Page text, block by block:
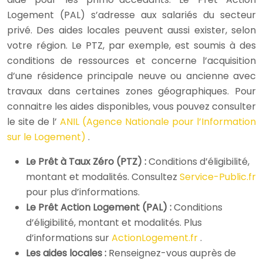
Logement (PAL) s’adresse aux salariés du secteur
privé. Des aides locales peuvent aussi exister, selon
votre région. Le PTZ, par exemple, est soumis à des
conditions de ressources et concerne l’acquisition
d’une résidence principale neuve ou ancienne avec
travaux dans certaines zones géographiques. Pour
connaitre les aides disponibles, vous pouvez consulter
le site de l’ ANIL (Agence Nationale pour l’Information
sur le Logement) .
Le Prêt à Taux Zéro (PTZ) :Conditions d’éligibilité,
montant et modalités. Consultez Service-Public.fr
pour plus d’informations.
Le Prêt Action Logement (PAL) :Conditions
d’éligibilité, montant et modalités. Plus
d’informations surActionLogement.fr.
Les aides locales : Renseignez-vous auprès de